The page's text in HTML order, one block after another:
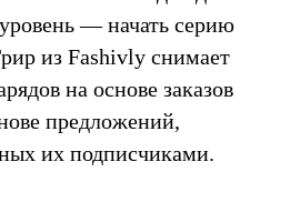
— начать серию
из Fashivly снимает
на основе заказов
предложений,
их подписчиками.